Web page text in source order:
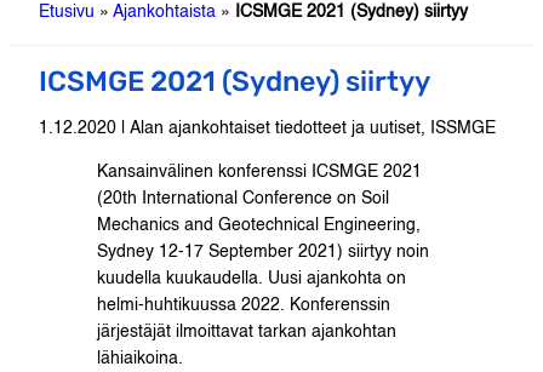
Etusivu » Ajankohtaista » ICSMGE 2021 (Sydney) siirtyy
ICSMGE 2021 (Sydney) siirtyy
1.12.2020 | Alan ajankohtaiset tiedotteet ja uutiset, ISSMGE
Kansainvälinen konferenssi ICSMGE 2021
(20th International Conference on Soil
Mechanics and Geotechnical Engineering,
Sydney 12-17 September 2021) siirtyy noin
kuudella kuukaudella. Uusi ajankohta on
helmi-huhtikuussa 2022. Konferenssin
järjestäjät ilmoittavat tarkan ajankohtan
lähiaikoina.